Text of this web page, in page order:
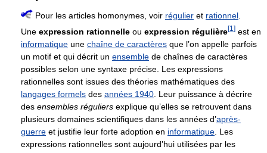
Pour les articles homonymes, voir régulier et rationnel
Une expression rationnelle ou expression régulière[1 ] est en
informatique une chaîne de caractères que l’on appelle parfois
un motif et qui décrit un ensemble de chaînes de caractères
possibles selon une syntaxe précise. Les expressions
rationnelles sont issues des théories mathématiques des
langages formels des années 1940 . Leur puissance à décrire
des ensembles réguliers explique qu’elles se retrouvent dans
plusieurs domaines scientifiques dans les années d’après-
guerre et justifie leur forte adoption en informatique . Les
expressions rationnelles sont aujourd’hui utilisées par les